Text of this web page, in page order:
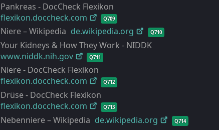
Pankreas - DocCheck Flexikon
flexikon.doccheck.com
Q709
Niere – Wikipedia de.wikipedia.org Q710
Your Kidneys & How They Work - NIDDK
www.niddk.nih.gov
Q711
Niere - DocCheck Flexikon
flexikon.doccheck.com
Q712
Drüse - DocCheck Flexikon
flexikon.doccheck.com
Q713
Nebenniere – Wikipedia de.wikipedia.org Q714